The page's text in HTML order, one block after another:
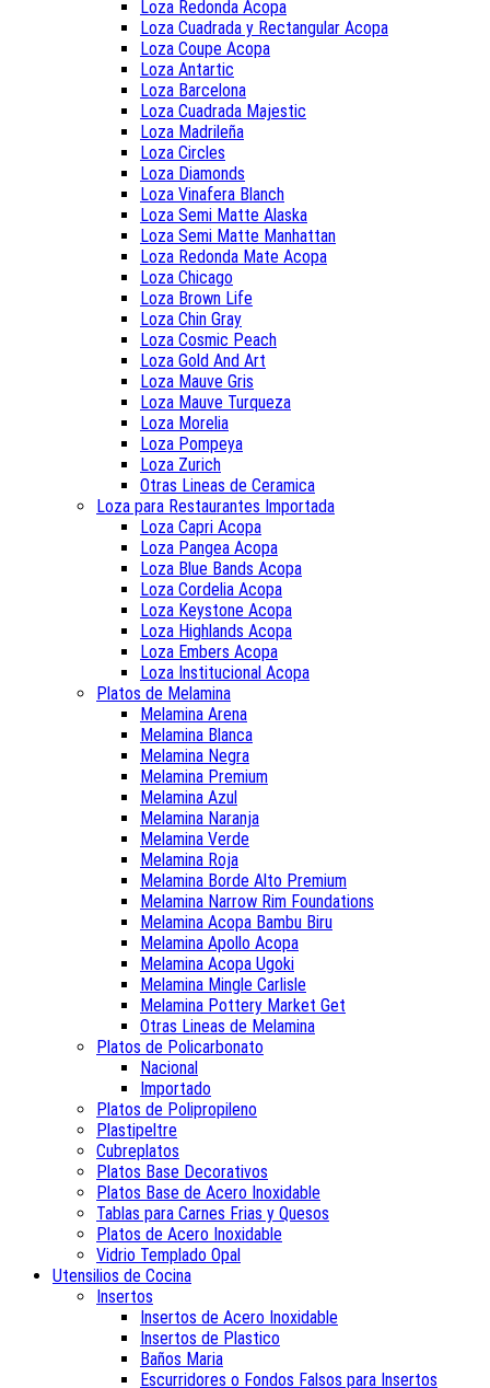
Loza Redonda Acopa
Loza Cuadrada y Rectangular Acopa
Loza Coupe Acopa
Loza Antartic
Loza Barcelona
Loza Cuadrada Majestic
Loza Madrileña
Loza Circles
Loza Diamonds
Loza Vinafera Blanch
Loza Semi Matte Alaska
Loza Semi Matte Manhattan
Loza Redonda Mate Acopa
Loza Chicago
Loza Brown Life
Loza Chin Gray
Loza Cosmic Peach
Loza Gold And Art
Loza Mauve Gris
Loza Mauve Turqueza
Loza Morelia
Loza Pompeya
Loza Zurich
Otras Lineas de Ceramica
Loza para Restaurantes Importada
Loza Capri Acopa
Loza Pangea Acopa
Loza Blue Bands Acopa
Loza Cordelia Acopa
Loza Keystone Acopa
Loza Highlands Acopa
Loza Embers Acopa
Loza Institucional Acopa
Platos de Melamina
Melamina Arena
Melamina Blanca
Melamina Negra
Melamina Premium
Melamina Azul
Melamina Naranja
Melamina Verde
Melamina Roja
Melamina Borde Alto Premium
Melamina Narrow Rim Foundations
Melamina Acopa Bambu Biru
Melamina Apollo Acopa
Melamina Acopa Ugoki
Melamina Mingle Carlisle
Melamina Pottery Market Get
Otras Lineas de Melamina
Platos de Policarbonato
Nacional
Importado
Platos de Polipropileno
Plastipeltre
Cubreplatos
Platos Base Decorativos
Platos Base de Acero Inoxidable
Tablas para Carnes Frias y Quesos
Platos de Acero Inoxidable
Vidrio Templado Opal
Utensilios de Cocina
Insertos
Insertos de Acero Inoxidable
Insertos de Plastico
Baños Maria
Escurridores o Fondos Falsos para Insertos